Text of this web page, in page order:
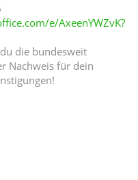
e/AxeenYWZvK?
die bundesweit
Nachweis für dein